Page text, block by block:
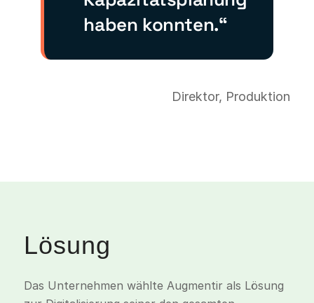
haben konnten.“
Direktor, Produktion
Lösung
Das Unternehmen wählte Augmentir als Lösung